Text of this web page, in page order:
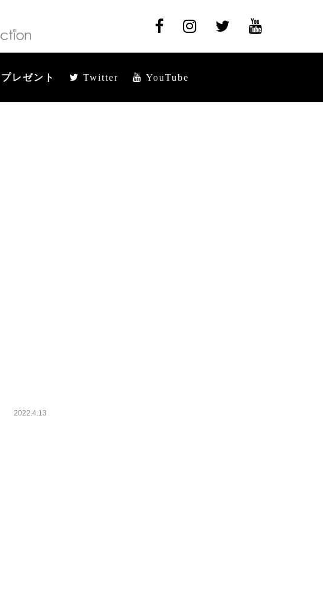
プレゼント Twitter YouTube
2022.4.13